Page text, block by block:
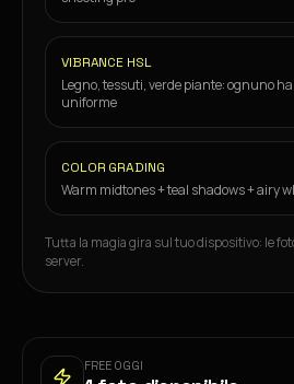
VIBRANCE HSL
Legno, tessuti, verde piante: ognuno
uniforme
COLOR GRADING
Warm midtones + teal shadows + airy
Tutta la magia gira sul tuo dispositivo: le
server.
FREE OGGI